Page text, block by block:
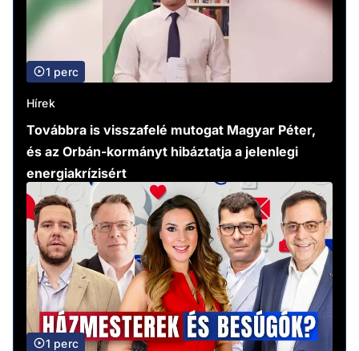
1 perc
Hírek
Továbbra is visszafelé mutogat Magyar Péter,
és az Orbán-kormányt hibáztatja a jelenlegi
energiakrízisért
1 perc